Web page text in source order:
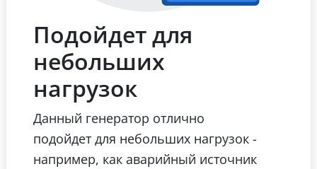
Подойдет для
небольших
нагрузок
Данный генератор отлично
подойдет для небольших нагрузок -
например, как аварийный источник